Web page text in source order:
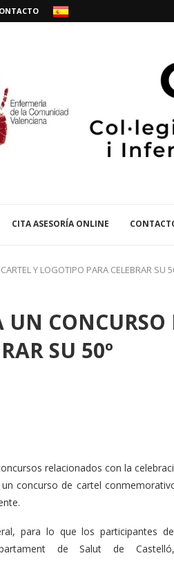
CITA ASESORÍA ONLINE
Y LOGOTIPO PARA CELEBRAR SU
UN CONCURSO
SU 50º
relacionados con la
concurso de cartel
para lo que los participantes
de Salut de